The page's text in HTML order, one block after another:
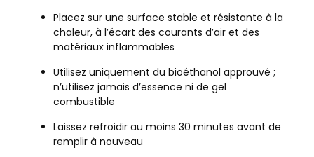
Placez sur une surface stable et résistante à la
chaleur, à l’écart des courants d’air et des
matériaux inflammables
Utilisez uniquement du bioéthanol approuvé ;
n’utilisez jamais d’essence ni de gel
combustible
Laissez refroidir au moins 30 minutes avant de
remplir à nouveau